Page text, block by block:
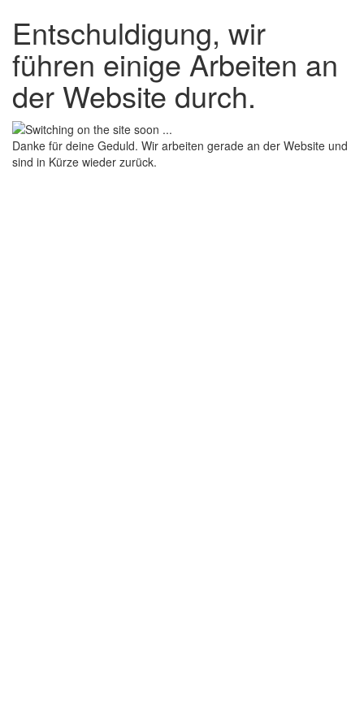
Entschuldigung, wir
führen einige Arbeiten an
der Website durch.
Danke für deine Geduld. Wir arbeiten gerade an der Website und
sind in Kürze wieder zurück.